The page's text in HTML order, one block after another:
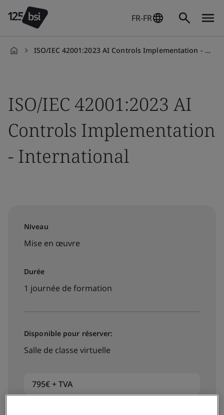
FR-FR
ISO/IEC 42001:2023 AI Controls Implementation - International
ISO/IEC 42001:2023 AI
Controls Implementation
- International
Niveau
Mise en œuvre
Durée
1 journée de formation
Disponible pour réserver:
Salle de classe virtuelle
795€ + TVA